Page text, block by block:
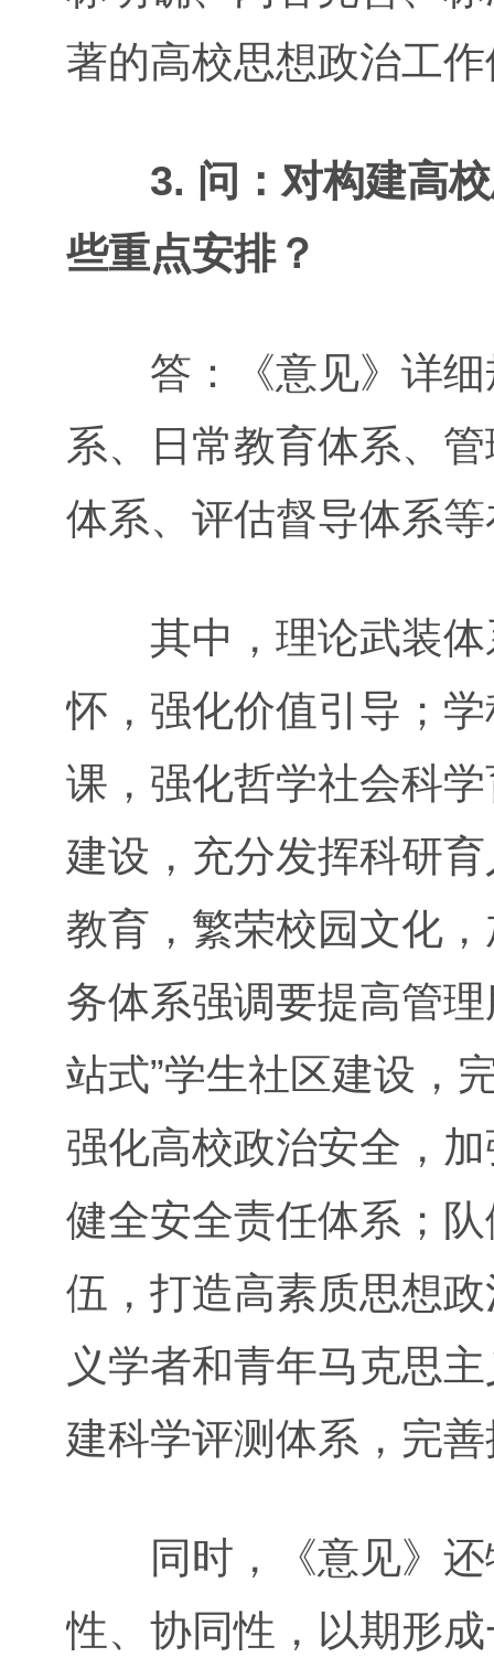
著的高校思想政治工
3. 问：对构建高
些重点安排？
答：《意见》详细
系、日常教育体系、
体系、评估督导体系
其中，理论武装体
怀，强化价值引导；
课，强化哲学社会科
建设，充分发挥科研
教育，繁荣校园文化
务体系强调要提高管
站式”学生社区建设，
强化高校政治安全，
健全安全责任体系；
伍，打造高素质思想
义学者和青年马克思
建科学评测体系，完
同时，《意见》还
性、协同性，以期形